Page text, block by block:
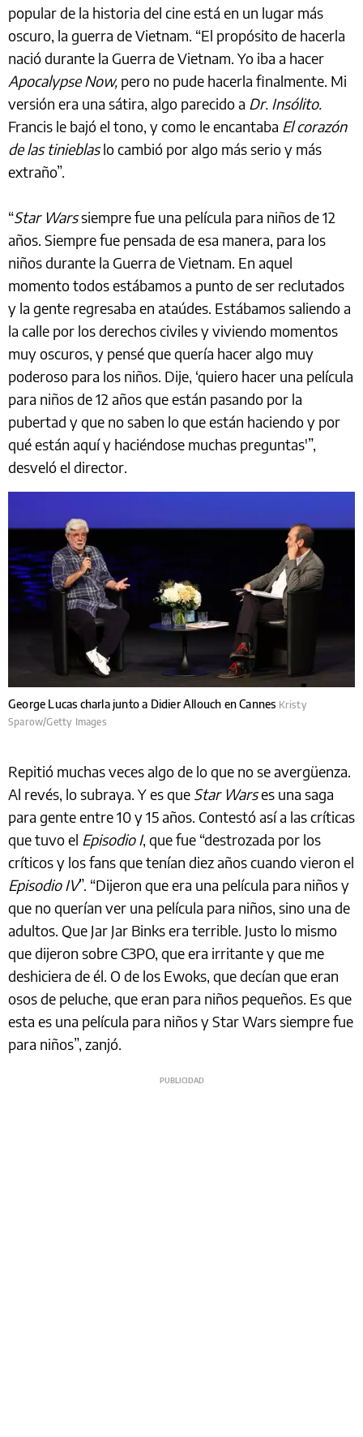
popular de la historia del cine está en un lugar más
oscuro, la guerra de Vietnam. “El propósito de hacerla
nació durante la Guerra de Vietnam. Yo iba a hacer
Apocalypse Now, pero no pude hacerla finalmente. Mi
versión era una sátira, algo parecido a Dr. Insólito.
Francis le bajó el tono, y como le encantaba El corazón
de las tinieblaslo cambió por algo más serio y más
extraño”.
“Star Warssiempre fue una película para niños de 12
años. Siempre fue pensada de esa manera, para los
niños durante la Guerra de Vietnam. En aquel
momento todos estábamos a punto de ser reclutados
y la gente regresaba en ataúdes. Estábamos saliendo a
la calle por los derechos civiles y viviendo momentos
muy oscuros, y pensé que quería hacer algo muy
poderoso para los niños. Dije, ‘quiero hacer una película
para niños de 12 años que están pasando por la
pubertad y que no saben lo que están haciendo y por
qué están aquí y haciéndose muchas preguntas'”,
desveló el director.
George Lucas charla junto a Didier Allouch en Cannes Kristy
Sparow/Getty Images
Repitió muchas veces algo de lo que no se avergüenza.
Al revés, lo subraya. Y es que Star Warses una saga
para gente entre 10 y 15 años. Contestó así a las críticas
que tuvo el Episodio I, que fue “destrozada por los
críticos y los fans que tenían diez años cuando vieron el
Episodio IV”. “Dijeron que era una película para niños y
que no querían ver una película para niños, sino una de
adultos. Que Jar Jar Binks era terrible. Justo lo mismo
que dijeron sobre C3PO, que era irritante y que me
deshiciera de él. O de los Ewoks, que decían que eran
osos de peluche, que eran para niños pequeños. Es que
esta es una película para niños y Star Wars siempre fue
para niños”, zanjó.